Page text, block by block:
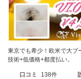
東京でも希少！欧米で大ブ
技術+低価格+都度払い。
口コミ 138件